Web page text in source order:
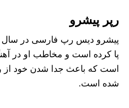
رپر پیشرو
پا کرده است و مخاطب او در
است که باعث جدا شدن خود از
شده است.